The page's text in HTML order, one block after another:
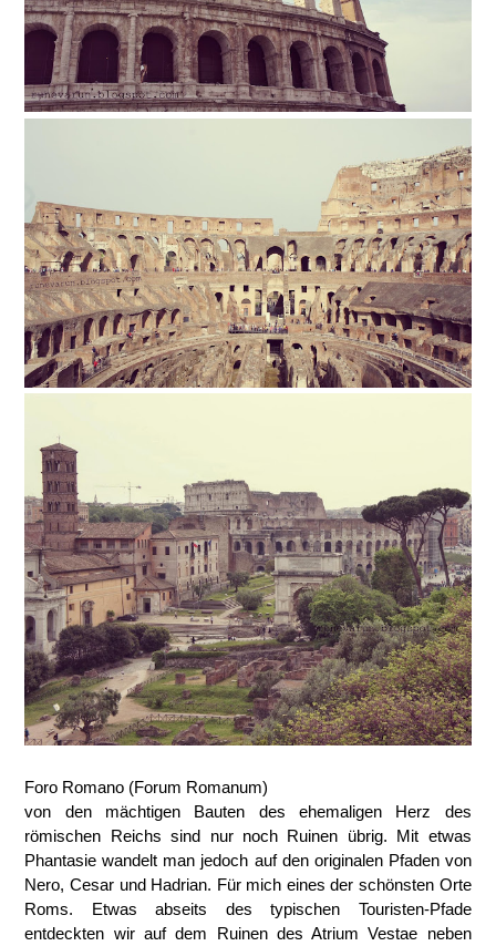
Foro Romano (Forum Romanum)
von den mächtigen Bauten des ehemaligen Herz des
römischen Reichs sind nur noch Ruinen übrig. Mit etwas
Phantasie wandelt man jedoch auf den originalen Pfaden von
Nero, Cesar und Hadrian. Für mich eines der schönsten Orte
Roms. Etwas abseits des typischen Touristen-Pfade
entdeckten wir auf dem Ruinen des Atrium Vestae neben